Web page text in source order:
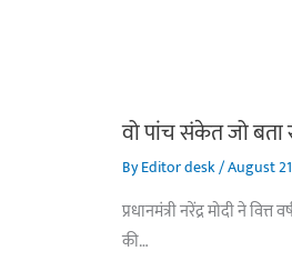
वो पांच संकेत जो बता
ByEditor desk/August
प्रधानमंत्री नरेंद्र मोदी ने
की…